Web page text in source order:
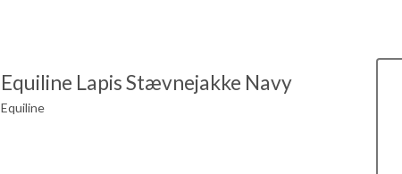
Equiline Lapis Stævnejakke Navy
Equiline